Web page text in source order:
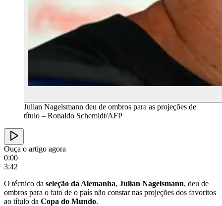
Julian Nagelsmann deu de ombros para as projeções de
título – Ronaldo Schemidt/AFP
Ouça o artigo agora
0:00
3:42
O técnico da seleção da Alemanha, Julian Nagelsmann, deu de
ombros para o fato de o país não constar nas projeções dos favoritos
ao título da Copa do Mundo.